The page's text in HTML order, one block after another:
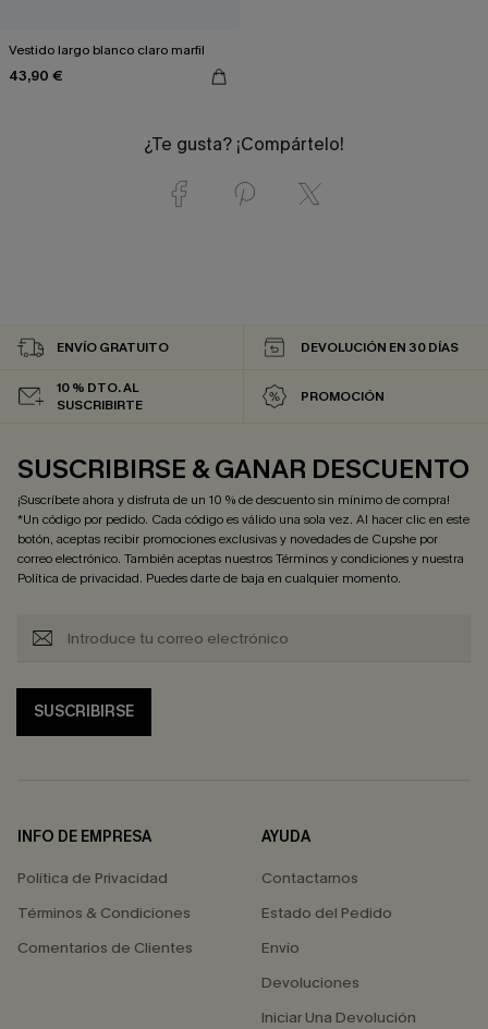
Vestido largo blanco claro marfil
43,90 €
¿Te gusta? ¡Compártelo!
ENVÍO GRATUITO DEVOLUCIÓN EN 30 DÍAS
10 % DTO. AL
SUSCRIBIRTE
PROMOCIÓN
SUSCRIBIRSE & GANAR DESCUENTO
¡Suscríbete ahora y disfruta de un 10 % de descuento sin mínimo de compra!
*Un código por pedido. Cada código es válido una sola vez. Al hacer clic en este
botón, aceptas recibir promociones exclusivas y novedades de Cupshe por
correo electrónico. También aceptas nuestrosTérminos y condicionesy nuestra
Política de privacidad. Puedes darte de baja en cualquier momento.
SUSCRIBIRSE
INFO DE EMPRESA
Política de Privacidad
Términos & Condiciones
Comentarios de Clientes
AYUDA
Contactarnos
Estado del Pedido
Envío
Devoluciones
Iniciar Una Devolución